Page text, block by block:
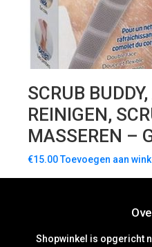
SCRUB
REINIGEN,
MASSEREN –
€15.00Toevoegen aan
Shopwinkel is opgericht